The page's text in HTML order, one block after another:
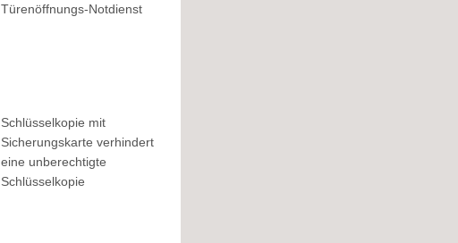
Türenöffnungs-Notdienst
Schlüsselkopie mit
Sicherungskarte verhindert
eine unberechtigte
Schlüsselkopie